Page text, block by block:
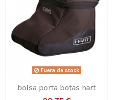
Fuera de stock
bolsa porta botas hart